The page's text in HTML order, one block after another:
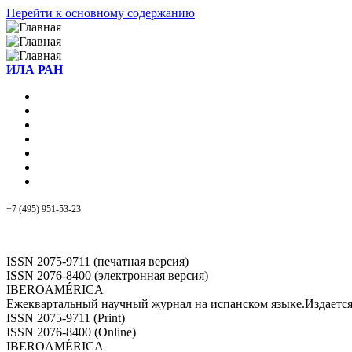
Перейти к основному содержанию
ИЛА РАН
+7 (495) 951-53-23
ISSN 2075-9711 (печатная версия)
ISSN 2076-8400 (электронная версия)
IBEROAMÉRICA
Ежеквартальный научный журнал на испанском
ISSN 2075-9711 (Print)
ISSN 2076-8400 (Online)
IBEROAMÉRICA